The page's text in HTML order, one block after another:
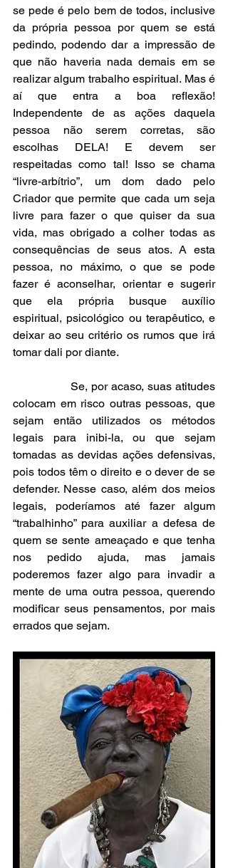
se pede é pelo bem de todos, inclusive
da própria pessoa por quem se está
pedindo, podendo dar a impressão de
que não haveria nada demais em se
realizar algum trabalho espiritual. Mas é
aí que entra a boa reflexão!
Independente de as ações daquela
pessoa não serem corretas, são
escolhas DELA! E devem ser
respeitadas como tal! Isso se chama
“livre-arbítrio”, um dom dado pelo
Criador que permite que cada um seja
livre para fazer o que quiser da sua
vida, mas obrigado a colher todas as
consequências de seus atos. A esta
pessoa, no máximo, o que se pode
fazer é aconselhar, orientar e sugerir
que ela própria busque auxílio
espiritual, psicológico ou terapêutico, e
deixar ao seu critério os rumos que irá
tomar dali por diante.
colocam em risco outras pessoas, que
sejam então utilizados os métodos
legais para inibi-la, ou que sejam
tomadas as devidas ações defensivas,
pois todos têm o direito e o dever de se
defender. Nesse caso, além dos meios
legais, poderíamos até fazer algum
“trabalhinho” para auxiliar a defesa de
quem se sente ameaçado e que tenha
nos pedido ajuda, mas jamais
poderemos fazer algo para invadir a
mente de uma outra pessoa, querendo
modificar seus pensamentos, por mais
errados que sejam.